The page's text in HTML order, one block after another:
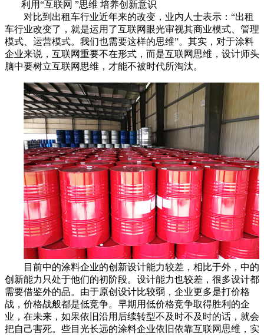
利用“互联网 ”思维 培养创新意识
对比到出租车行业近年来的改变，业内人士表示：“出租
车行业改变了，就是运用了互联网眼光审视其商业模式、管理
模式、运营模式。我们也需要这样的思维”。其实，对于涂料
企业来说，互联网重要不在形式，而是互联网思维，设计师头
脑中要树立互联网思维，才能不被时代所淘汰。
目前中的涂料企业的创新设计能力较差，相比于外，中的
创新能力只处于他们的初阶段。设计能力也较差，很多设计都
需要借鉴外的品。由于原创设计比较弱，企业更多是打价格
战，价格战般都是低竞争。早期用低价格竞争取得胜利的企
业，在未来，如果依旧沿用后续转型不及时不及时的话，就会
把自己害死。些目光长远的涂料企业依旧依靠互联网思维，实